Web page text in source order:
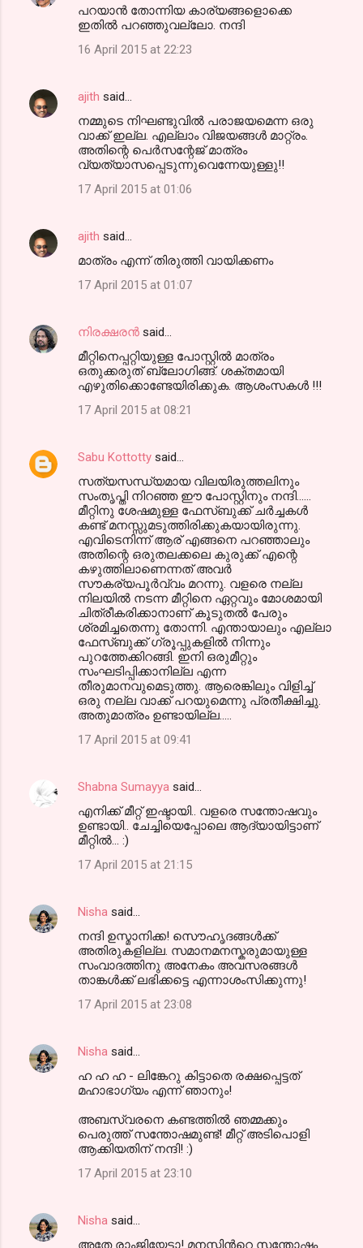
പറയാന്‍ തോന്നിയ കാര്യങ്ങളൊക്കെ
ഇതില്‍ പറഞ്ഞുവല്ലോ. നന്ദി
16 April 2015 at 22:23
ajith said…
നമ്മുടെ നിഘണ്ടുവില്‍ പരാജയമെന്ന ഒരു
വാക്ക് ഇല്ല. എല്ലാം വിജയങ്ങള്‍ മാറ്റ്രം.
അതിന്റെ പെര്‍സന്റേജ് മാത്രം
വ്യത്യാസപ്പെടുന്നുവെന്നേയുള്ളു!!
17 April 2015 at 01:06
ajith said…
മാത്രം എന്ന് തിരുത്തി വായിക്കണം
17 April 2015 at 01:07
നിരക്ഷരൻ said…
മീറ്റിനെപ്പറ്റിയുള്ള പോസ്റ്റിൽ മാത്രം
ഒതുക്കരുത് ബ്ലോഗിങ്ങ്. ശക്തമായി
എഴുതിക്കൊണ്ടേയിരിക്കുക. ആശംസകൾ !!!
17 April 2015 at 08:21
Sabu Kottotty said…
സത്യസന്ധ്യമായ വിലയിരുത്തലിനും
സംതൃപ്തി നിറഞ്ഞ ഈ പോസ്റ്റിനും നന്ദി......
മീറ്റിനു ശേഷമുള്ള ഫേസ്ബുക്ക് ചർച്ചകൾ
കണ്ട് മനസ്സുമടുത്തിരിക്കുകയായിരുന്നു.
എവിടെനിന്ന് ആര് എങ്ങനെ പറഞ്ഞാലും
അതിന്റെ ഒരുതലക്കലെ കുരുക്ക് എന്റെ
കഴുത്തിലാണെന്നത് അവർ
സൗകര്യപൂർവ്വം മറന്നു. വളരെ നല്ല
നിലയിൽ നടന്ന മീറ്റിനെ ഏറ്റവും മോശമായി
ചിത്രീകരിക്കാനാണ് കൂടുതൽ പേരും
ശ്രമിച്ചതെന്നു തോന്നി. എന്തായാലും എല്ലാ
ഫേസ്ബുക്ക് ഗ്രൂപ്പുകളിൽ നിന്നും
പുറത്തേക്കിറങ്ങി. ഇനി ഒരുമീറ്റും
സംഘടിപ്പിക്കാനില്ല എന്ന
തീരുമാനവുമെടുത്തു. ആരെങ്കിലും വിളിച്ച്
ഒരു നല്ല വാക്ക് പറയുമെന്നു പ്രതീക്ഷിച്ചു.
അതുമാത്രം ഉണ്ടായില്ല.....
17 April 2015 at 09:41
Shabna Sumayya said…
എനിക്ക് മീറ്റ് ഇഷ്ടായി.. വളരെ സന്തോഷവും
ഉണ്ടായി.. ചേച്ചിയെപ്പോലെ ആദ്യായിട്ടാണ്‌
മീറ്റില്‍... :)
17 April 2015 at 21:15
Nisha said…
നന്ദി ഉസ്മാനിക്ക! സൌഹൃദങ്ങള്‍ക്ക്
അതിരുകളില്ല. സമാനമനസ്കരുമായുള്ള
സംവാദത്തിനു അനേകം അവസരങ്ങള്‍
താങ്കള്‍ക്ക് ലഭിക്കട്ടെ എന്നാശംസിക്കുന്നു!
17 April 2015 at 23:08
Nisha said…
ഹ ഹ ഹ - ലിങ്കേറു കിട്ടാതെ രക്ഷപ്പെട്ടത്
മഹാഭാഗ്യം എന്ന് ഞാനും!
അബസ്വരനെ കണ്ടത്തില്‍ ഞമ്മക്കും
പെരുത്ത് സന്തോഷമുണ്ട്! മീറ്റ്‌ അടിപൊളി
ആക്കിയതിന് നന്ദി! :)
17 April 2015 at 23:10
Nisha said…
അതേ രാംജിയേട്ടാ! മനസ്സിന്‍റെ സന്തോഷം